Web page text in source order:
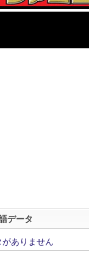
データ
がありません